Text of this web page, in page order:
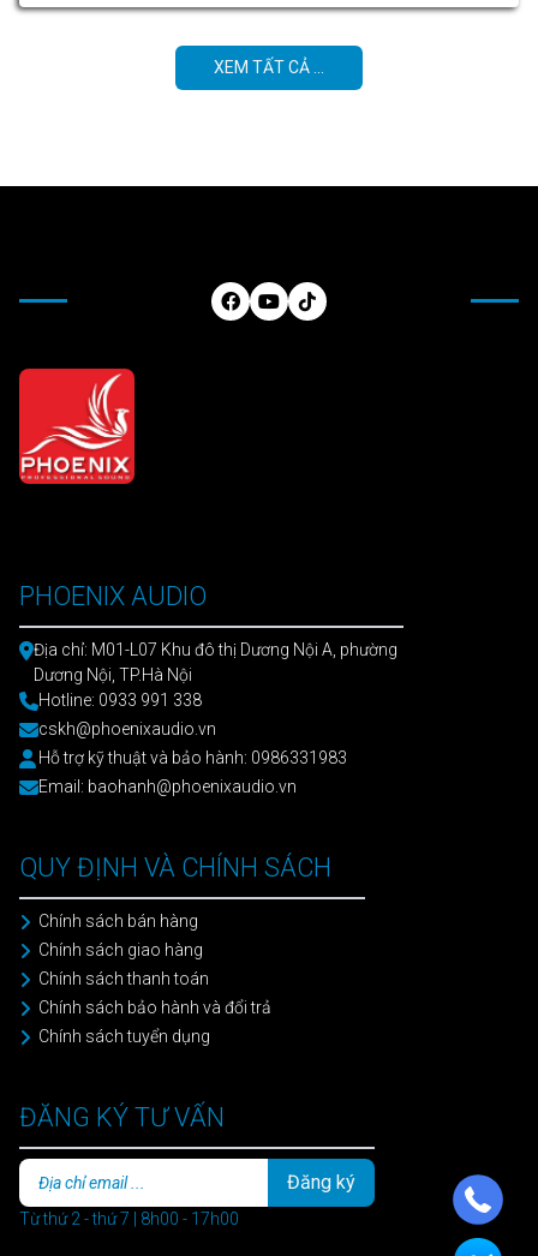
XEM TẤT CẢ ...
PHOENIX AUDIO
Địa chỉ: M01-L07 Khu đô thị Dương Nội A, phường
Dương Nội, TP.Hà Nội
Hotline: 0933 991 338
cskh@phoenixaudio.vn
Hỗ trợ kỹ thuật và bảo hành: 0986331983
Email: baohanh@phoenixaudio.vn
QUY ĐỊNH VÀ CHÍNH SÁCH
Chính sách bán hàng
Chính sách giao hàng
Chính sách thanh toán
Chính sách bảo hành và đổi trả
Chính sách tuyển dụng
ĐĂNG KÝ TƯ VẤN
Đăng ký
Từ thứ 2 - thứ 7 | 8h00 - 17h00